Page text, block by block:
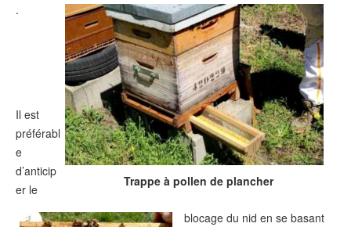
Trappe à pollen de plancher
.
Il est
préférabl
e
d’anticip
er le
blocage du nid en se basant